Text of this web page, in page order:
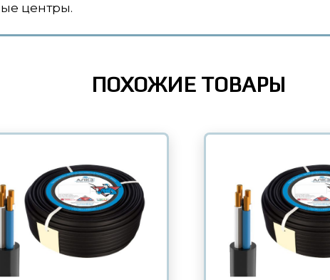
центры.
ПОХОЖИЕ ТОВАРЫ